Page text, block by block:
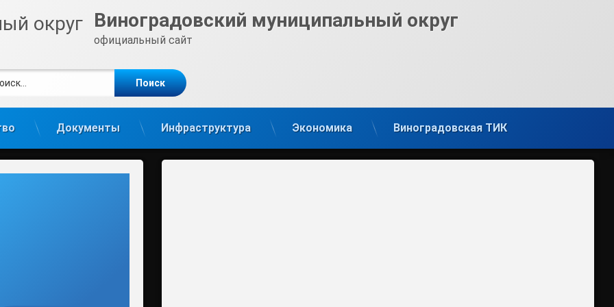
Виноградовский муниципальный округ
официальный сайт
Документы Инфраструктура Экономика Виноградовская ТИК